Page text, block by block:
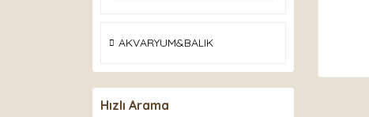
AKVARYUM&BALIK
Hızlı Arama